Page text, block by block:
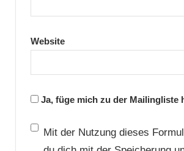
Website
Ja, füge mich zu der Mailingliste
Mit der Nutzung dieses